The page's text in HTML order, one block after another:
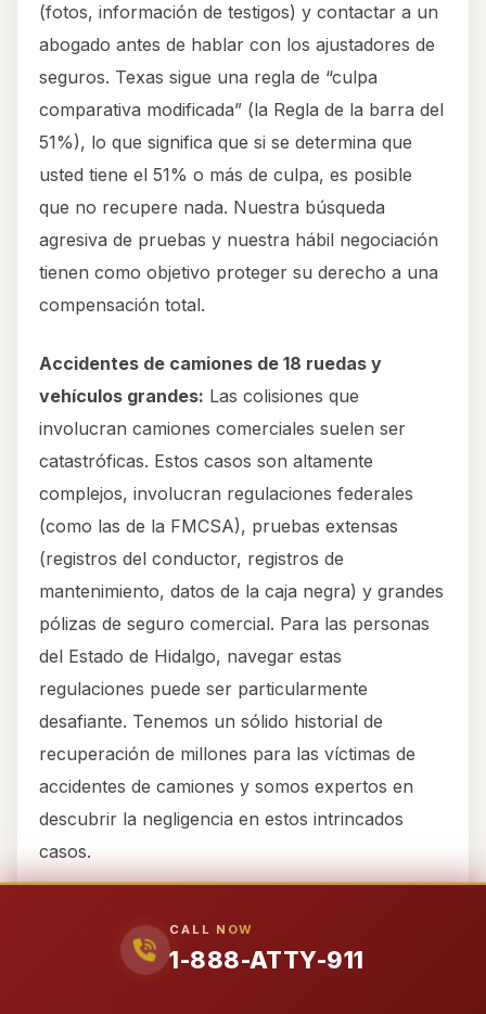
CALL NOW
1-888-ATTY-911
(fotos, información de testigos) y contactar a un
abogado antes de hablar con los ajustadores de
seguros. Texas sigue una regla de “culpa
comparativa modificada” (la Regla de la barra del
51%), lo que significa que si se determina que
usted tiene el 51% o más de culpa, es posible
que no recupere nada. Nuestra búsqueda
agresiva de pruebas y nuestra hábil negociación
tienen como objetivo proteger su derecho a una
compensación total.
Accidentes de camiones de 18 ruedas y
vehículos grandes: Las colisiones que
involucran camiones comerciales suelen ser
catastróficas. Estos casos son altamente
complejos, involucran regulaciones federales
(como las de la FMCSA), pruebas extensas
(registros del conductor, registros de
mantenimiento, datos de la caja negra) y grandes
pólizas de seguro comercial. Para las personas
del Estado de Hidalgo, navegar estas
regulaciones puede ser particularmente
desafiante. Tenemos un sólido historial de
recuperación de millones para las víctimas de
accidentes de camiones y somos expertos en
descubrir la negligencia en estos intrincados
casos.
alberga numerosas instalaciones industriales y
petroquímicas. Si usted o un ser querido del